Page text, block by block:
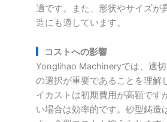
適です。また、形状やサイズが
造にも適しています。
コストへの影響
Yonglihao Machineryでは、適
の選択が重要であることを理解
イカストは初期費用が高額です
い場合は効率的です。砂型鋳造